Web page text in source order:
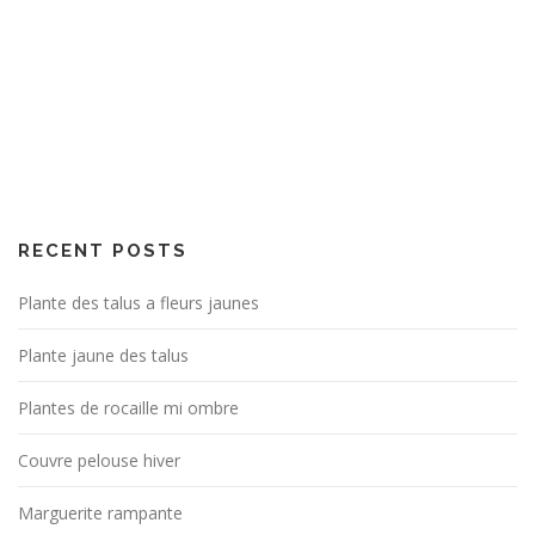
RECENT POSTS
Plante des talus a fleurs jaunes
Plante jaune des talus
Plantes de rocaille mi ombre
Couvre pelouse hiver
Marguerite rampante